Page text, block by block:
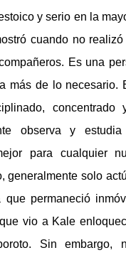
y serio en la
cuando no
Es una
más de lo necesario.
concentrado
observa y
para cualquier
generalmente solo
que permaneció
vio a Kale
Sin embargo,